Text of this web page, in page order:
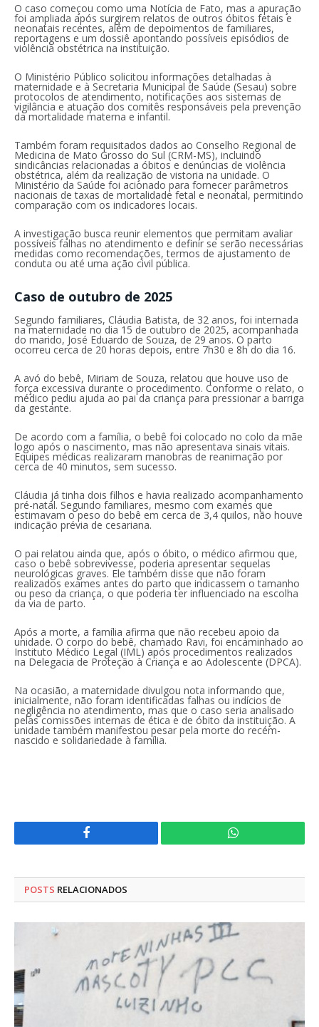
O caso começou como uma Notícia de Fato, mas a apuração
foi ampliada após surgirem relatos de outros óbitos fetais e
neonatais recentes, além de depoimentos de familiares,
reportagens e um dossiê apontando possíveis episódios de
violência obstétrica na instituição.
O Ministério Público solicitou informações detalhadas à
maternidade e à Secretaria Municipal de Saúde (Sesau) sobre
protocolos de atendimento, notificações aos sistemas de
vigilância e atuação dos comitês responsáveis pela prevenção
da mortalidade materna e infantil.
Também foram requisitados dados ao Conselho Regional de
Medicina de Mato Grosso do Sul (CRM-MS), incluindo
sindicâncias relacionadas a óbitos e denúncias de violência
obstétrica, além da realização de vistoria na unidade. O
Ministério da Saúde foi acionado para fornecer parâmetros
nacionais de taxas de mortalidade fetal e neonatal, permitindo
comparação com os indicadores locais.
A investigação busca reunir elementos que permitam avaliar
possíveis falhas no atendimento e definir se serão necessárias
medidas como recomendações, termos de ajustamento de
conduta ou até uma ação civil pública.
Caso de outubro de 2025
Segundo familiares, Cláudia Batista, de 32 anos, foi internada
na maternidade no dia 15 de outubro de 2025, acompanhada
do marido, José Eduardo de Souza, de 29 anos. O parto
ocorreu cerca de 20 horas depois, entre 7h30 e 8h do dia 16.
A avó do bebê, Miriam de Souza, relatou que houve uso de
força excessiva durante o procedimento. Conforme o relato, o
médico pediu ajuda ao pai da criança para pressionar a barriga
da gestante.
De acordo com a família, o bebê foi colocado no colo da mãe
logo após o nascimento, mas não apresentava sinais vitais.
Equipes médicas realizaram manobras de reanimação por
cerca de 40 minutos, sem sucesso.
Cláudia já tinha dois filhos e havia realizado acompanhamento
pré-natal. Segundo familiares, mesmo com exames que
estimavam o peso do bebê em cerca de 3,4 quilos, não houve
indicação prévia de cesariana.
O pai relatou ainda que, após o óbito, o médico afirmou que,
caso o bebê sobrevivesse, poderia apresentar sequelas
neurológicas graves. Ele também disse que não foram
realizados exames antes do parto que indicassem o tamanho
ou peso da criança, o que poderia ter influenciado na escolha
da via de parto.
Após a morte, a família afirma que não recebeu apoio da
unidade. O corpo do bebê, chamado Ravi, foi encaminhado ao
Instituto Médico Legal (IML) após procedimentos realizados
na Delegacia de Proteção à Criança e ao Adolescente (DPCA).
Na ocasião, a maternidade divulgou nota informando que,
inicialmente, não foram identificadas falhas ou indícios de
negligência no atendimento, mas que o caso seria analisado
pelas comissões internas de ética e de óbito da instituição. A
unidade também manifestou pesar pela morte do recém-
nascido e solidariedade à família.
Facebook WhatsApp
POSTS RELACIONADOS